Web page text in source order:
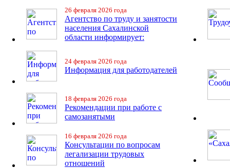
26 февраля 2026 года
Агентство по труду и занятости
населения Сахалинской
области информирует:
24 февраля 2026 года
Информация для работодателей
18 февраля 2026 года
Рекомендации при работе с
самозанятыми
16 февраля 2026 года
Консультации по вопросам
легализации трудовых
отношений